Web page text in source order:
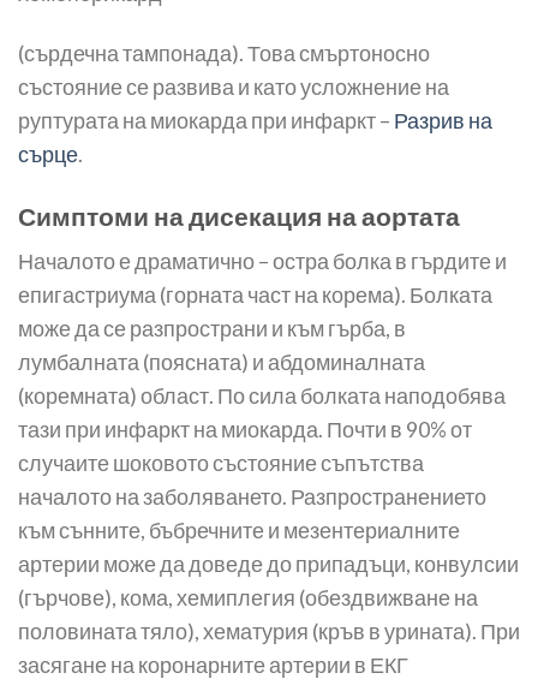
(сърдечна тампонада). Това смъртоносно
състояние се развива и като усложнение на
руптурата на миокарда при инфаркт – Разрив на
сърце.
Симптоми на дисекация на аортата
Началото е драматично – остра болка в гърдите и
епигастриума (горната част на корема). Болката
може да се разпространи и към гърба, в
лумбалната (поясната) и абдоминалната
(коремната) област. По сила болката наподобява
тази при инфаркт на миокарда. Почти в 90% от
случаите шоковото състояние съпътства
началото на заболяването. Разпространението
към сънните, бъбречните и мезентериалните
артерии може да доведе до припадъци, конвулсии
(гърчове), кома, хемиплегия (обездвижване на
половината тяло), хематурия (кръв в урината). При
засягане на коронарните артерии в ЕКГ